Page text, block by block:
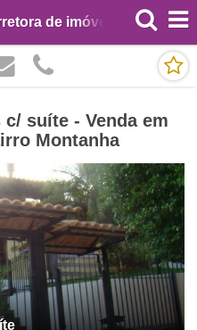
de imóveis
suíte - Venda em
Montanha